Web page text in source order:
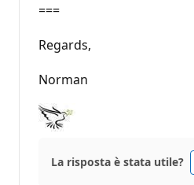
===
Regards,
Norman
La risposta è stata utile?